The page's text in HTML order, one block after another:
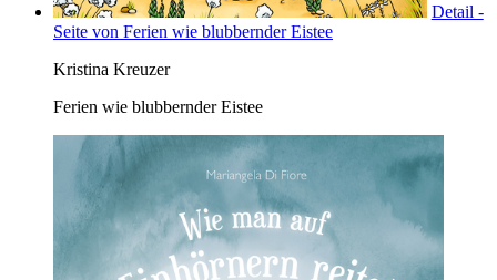
Detail -
Seite von Ferien wie blubbernder Eistee
Kristina Kreuzer
Ferien wie blubbernder Eistee